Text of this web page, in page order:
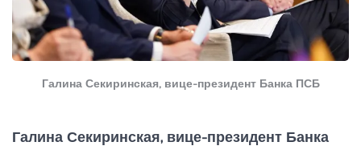
Галина Секиринская, вице-президент Банка ПСБ
Галина Секиринская, вице-президент Банка